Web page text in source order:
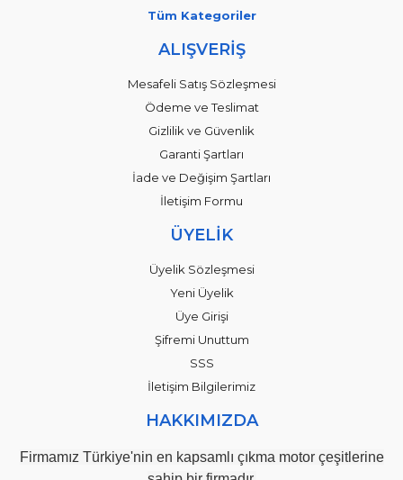
Tüm Kategoriler
ALIŞVERİŞ
Mesafeli Satış Sözleşmesi
Ödeme ve Teslimat
Gizlilik ve Güvenlik
Garanti Şartları
İade ve Değişim Şartları
İletişim Formu
ÜYELİK
Üyelik Sözleşmesi
Yeni Üyelik
Üye Girişi
Şifremi Unuttum
SSS
İletişim Bilgilerimiz
HAKKIMIZDA
Firmamız Türkiye'nin en kapsamlı çıkma motor çeşitlerine